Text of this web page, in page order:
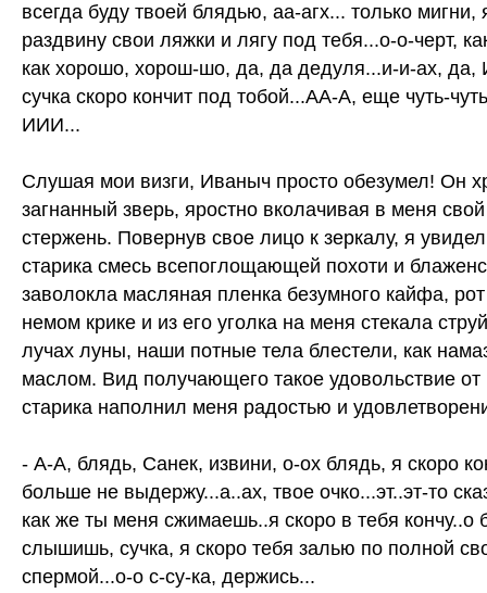
всегда буду твоей блядью, аа-агх... только мигни,
раздвину свои ляжки и лягу под тебя...о-о-черт,
как хорошо, хорош-шо, да, да дедуля...и-и-ах, да,
сучка скоро кончит под тобой...АА-А, еще чуть-
ИИИ...
Слушая мои визги, Иваныч просто обезумел! Он
загнанный зверь, яростно вколачивая в меня
стержень. Повернув свое лицо к зеркалу, я
старика смесь всепоглощающей похоти и
заволокла масляная пленка безумного кайфа,
немом крике и из его уголка на меня стекала
лучах луны, наши потные тела блестели, как
маслом. Вид получающего такое удовольствие от
старика наполнил меня радостью и
- А-А, блядь, Санек, извини, о-ох блядь, я скоро
больше не выдержу...а..ах, твое очко...эт..эт-то
как же ты меня сжимаешь..я скоро в тебя кончу..о
слышишь, сучка, я скоро тебя залью по полной
спермой...о-о с-су-ка, держись...